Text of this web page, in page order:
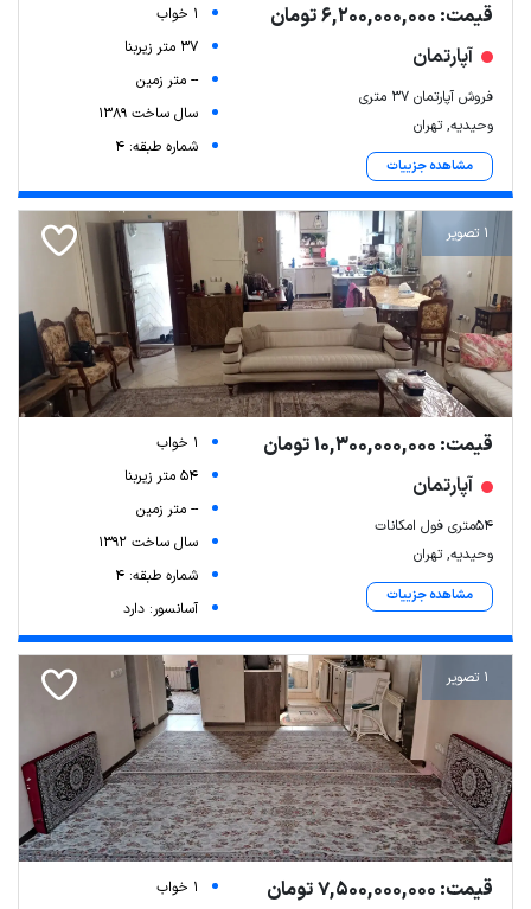
قیمت: 6,200,000,000 تومان
آپارتمان
فروش آپارتمان ۳۷ متری
وحیدیه, تهران
مشاهده جزییات
1 خواب
37 متر زیربنا
-- متر زمین
سال ساخت 1389
شماره طبقه: 4
1 تصویر
قیمت: 10,300,000,000 تومان
آپارتمان
54متری فول امکانات
وحیدیه, تهران
مشاهده جزییات
1 خواب
54 متر زیربنا
-- متر زمین
سال ساخت 1392
شماره طبقه: 4
آسانسور: دارد
1 تصویر
قیمت: 7,500,000,000 تومان
1 خواب